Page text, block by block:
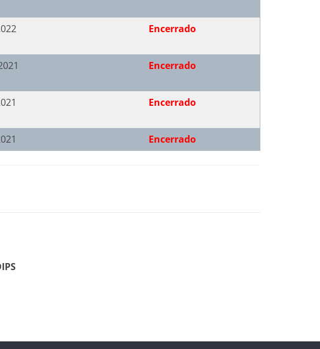
Encerrado
Encerrado
Encerrado
Encerrado